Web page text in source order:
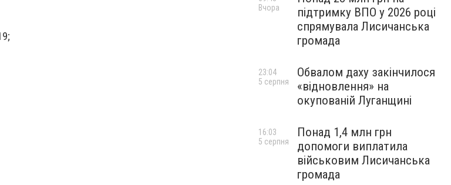
підтримку ВПО у 2026 році
спрямувала Лисичанська
громада
Вчора
Обвалом даху закінчилося
«відновлення» на
окупованій Луганщині
23:04
5 серпня
Понад 1,4 млн грн
допомоги виплатила
військовим Лисичанська
громада
16:03
5 серпня